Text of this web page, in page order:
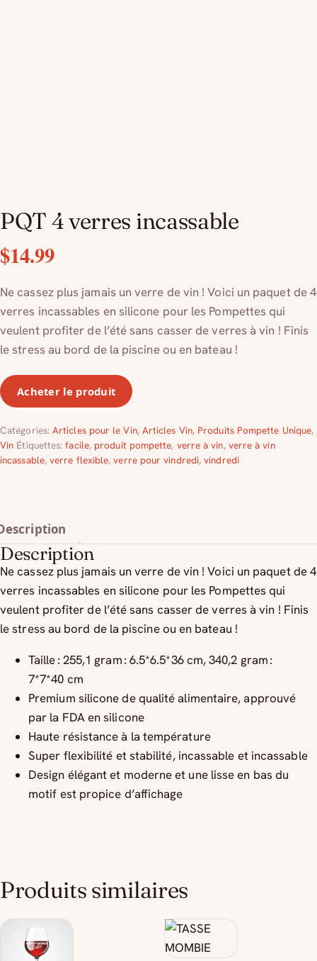
PQT 4 verres incassable
$14.99
Ne cassez plus jamais un verre de vin ! Voici un paquet de 4
verres incassables en silicone pour les Pompettes qui
veulent profiter de l’été sans casser de verres à vin ! Finis
le stress au bord de la piscine ou en bateau !
Acheter le produit
Catégories:Articles pour le Vin, Articles Vin, Produits Pompette Unique,
Vin Étiquettes:facile, produit pompette, verre à vin, verre à vin
incassable,verre flexible,verre pour vindredi,vindredi
Description
Ne cassez plus jamais un verre de vin ! Voici un paquet de 4
verres incassables en silicone pour les Pompettesqui
veulent profiter de l’été sans casser de verres à vin ! Finis
le stress au bord de la piscine ou en bateau !
Taille : 255,1 gram : 6.5*6.5*36 cm, 340,2 gram :
7*7*40 cm
Premium silicone de qualité alimentaire, approuvé
par la FDA en silicone
Haute résistance à la température
Super flexibilité et stabilité, incassable et incassable
Design élégant et moderne et une lisse en bas du
motif est propice d’affichage
Produits similaires